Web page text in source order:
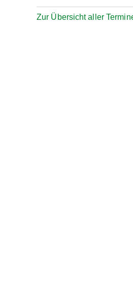
Zur Übersicht aller